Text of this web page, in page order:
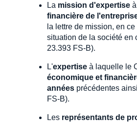
La mission d'expertise
financière de
la lettre de mission, en
situation de la société en
23.393 FS-B).
L'expertise à laquelle le
économique et
années précédentes
FS-B).
Les représentants de